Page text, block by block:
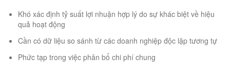
Khó xác định tỷ suất lợi nhuận hợp lý do sự khác biệt về hiệu
quả hoạt động
Cần có dữ liệu so sánh từ các doanh nghiệp độc lập tương tự
Phức tạp trong việc phân bổ chi phí chung